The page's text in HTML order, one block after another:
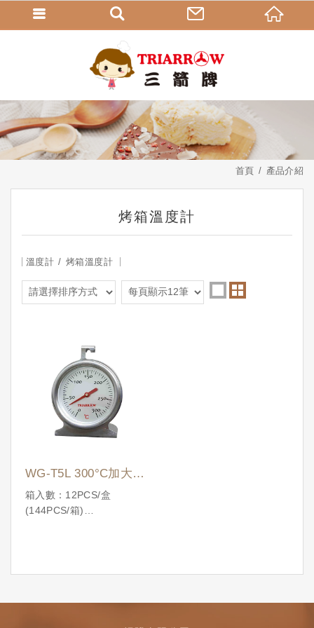
首頁 產品介紹
烤箱溫度計
溫度計 烤箱溫度計
WG-T5L 300°C加大視
窗專業烤箱溫度計
箱入數：12PCS/盒
(144PCS/箱)